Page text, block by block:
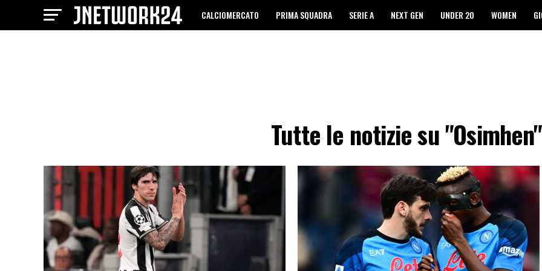
CALCIOMERCATO PRIMA SQUADRA SERIE A NEXT GEN UNDER 20 WOMEN
Tutte le notizie su "Osimhen"